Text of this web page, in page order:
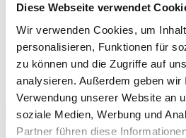
Diese Webseite verwendet
Wir verwenden Cookies, um
personalisieren, Funktionen für
zu können und die Zugriffe auf
analysieren. Außerdem geben
Verwendung unserer Website an
soziale Medien, Werbung und
Partner führen diese
Planung & Design
Journal
Presse▾
ORF NÖ BerichtTV-Beitrag: Spezialist für
Produktportfolio auf einen Blick
Über uns
KI
Beratung anfragen→
Start
Schlagwort: Leitstellentechnik